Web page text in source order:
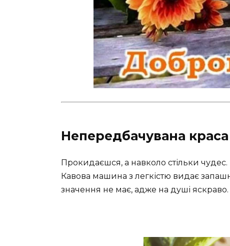
Непередбачувана
Прокидаєшся, а навколо стільки
Кавова машина з легкістю видає
значення не має, адже на душі яскраво.